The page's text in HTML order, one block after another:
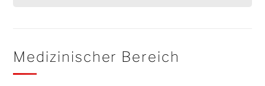
Medizinischer Bereich